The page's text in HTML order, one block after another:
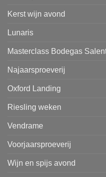
Kerst wijn avond
Lunaris
Masterclass Bodegas
Najaarsproeverij
Oxford Landing
Riesling weken
Vendrame
Voorjaarsproeverij
Wijn en spijs avond